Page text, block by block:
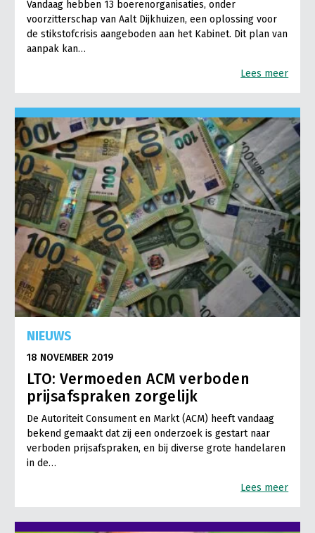
Vandaag hebben 13 boerenorganisaties, onder
voorzitterschap van Aalt Dijkhuizen, een oplossing voor
de stikstofcrisis aangeboden aan het Kabinet. Dit plan van
aanpak kan…
Lees meer
NIEUWS
18 NOVEMBER 2019
LTO: Vermoeden ACM verboden
prijsafspraken zorgelijk
De Autoriteit Consument en Markt (ACM) heeft vandaag
bekend gemaakt dat zij een onderzoek is gestart naar
verboden prijsafspraken, en bij diverse grote handelaren
in de…
Lees meer